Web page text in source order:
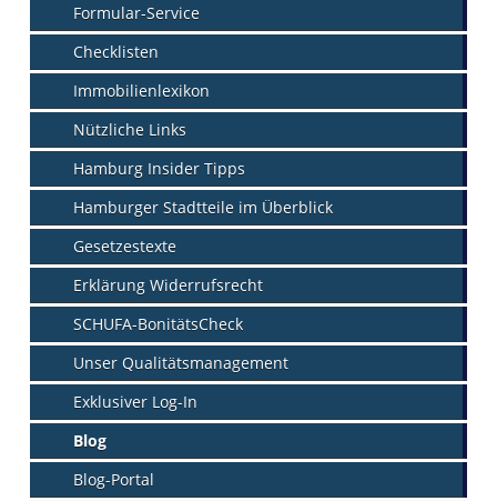
Formular-Service
Checklisten
Immobilienlexikon
Nützliche Links
Hamburg Insider Tipps
Hamburger Stadtteile im Überblick
Gesetzestexte
Erklärung Widerrufsrecht
SCHUFA-BonitätsCheck
Unser Qualitätsmanagement
Exklusiver Log-In
Blog
Blog-Portal